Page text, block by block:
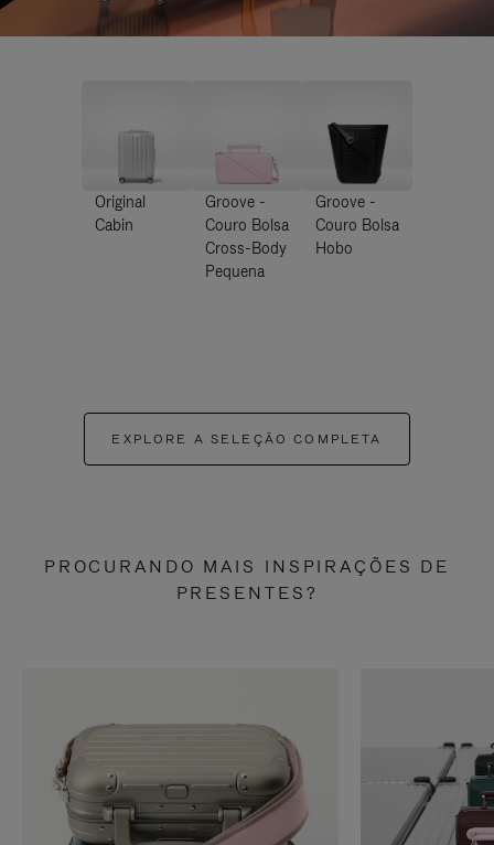
Original
Cabin
Groove -
Couro Bolsa
Cross-Body
Pequena
Groove -
Couro Bolsa
Hobo
EXPLORE A SELEÇÃO COMPLETA
PROCURANDO MAIS INSPIRAÇÕES DE
PRESENTES?